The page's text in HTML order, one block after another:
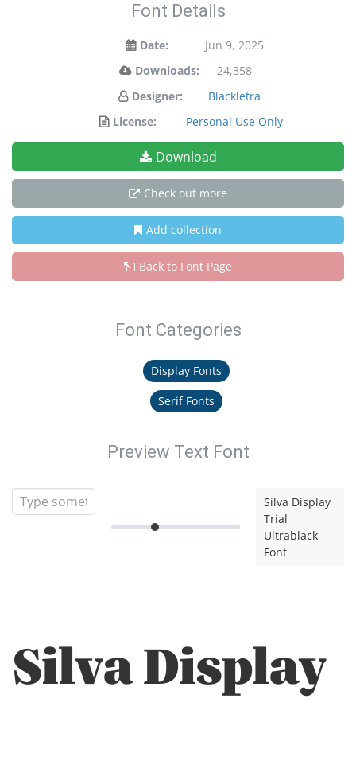
Font Details
Date:
Jun 9, 2025
Downloads:
24,358
Designer:
Blackletra
License:
Personal Use Only
Download
Check out more
Add collection
Back to Font Page
Font Categories
Display Fonts
Serif Fonts
Preview Text Font
Silva Display
Trial
Ultrablack
Font
Silva Display